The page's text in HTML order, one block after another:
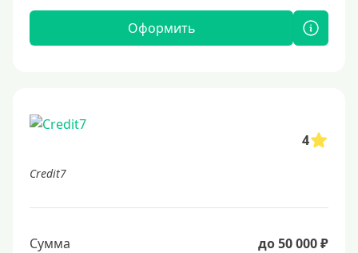
Оформить
4
Credit7
Сумма
до 50 000 ₽